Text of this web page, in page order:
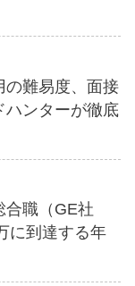
の難易度、面接
ハンターが徹底
合職（GE社
に到達する年